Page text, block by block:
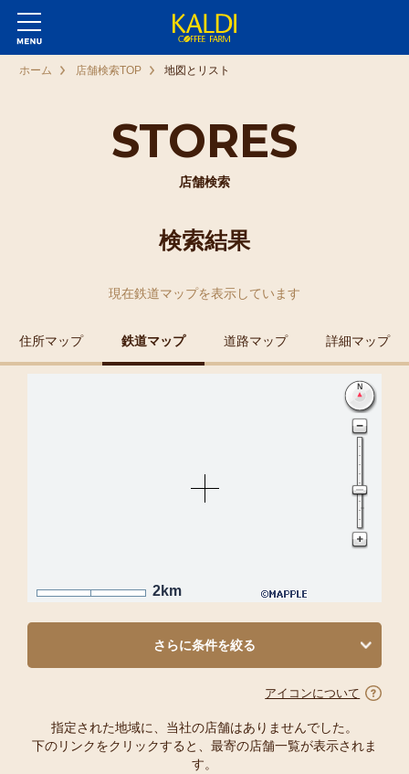
STORES
店舗検索
ホーム 店舗検索TOP 地図とリスト
検索結果
現在鉄道マップを表示しています
住所マップ 鉄道マップ 道路マップ 詳細マップ
2km
さらに条件を絞る
アイコンについて
指定された地域に、当社の店舗はありませんでした。
下のリンクをクリックすると、最寄の店舗一覧が表示されま
す。